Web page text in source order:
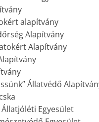
alapítvány
Alapítvány
Alapítvány
Állatvédő
Egyesület